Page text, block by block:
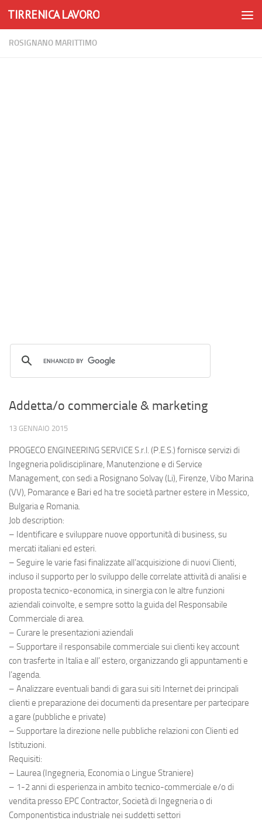
Skip to content
TIRRENICA LAVORO
ROSIGNANO MARITTIMO
Addetta/o commerciale & marketing
13 GENNAIO 2015
PROGECO ENGINEERING SERVICE S.r.l. (P.E.S.) fornisce servizi di
Ingegneria polidisciplinare, Manutenzione e di Service
Management, con sedi a Rosignano Solvay (Li), Firenze, Vibo Marina
(VV), Pomarance e Bari ed ha tre società partner estere in Messico,
Bulgaria e Romania.
Job description:
– Identificare e sviluppare nuove opportunità di business, su
mercati italiani ed esteri.
– Seguire le varie fasi finalizzate all’acquisizione di nuovi Clienti,
incluso il supporto per lo sviluppo delle correlate attività di analisi e
proposta tecnico-economica, in sinergia con le altre funzioni
aziendali coinvolte, e sempre sotto la guida del Responsabile
Commerciale di area.
– Curare le presentazioni aziendali
– Supportare il responsabile commerciale sui clienti key account
con trasferte in Italia e all’ estero, organizzando gli appuntamenti e
l’agenda.
– Analizzare eventuali bandi di gara sui siti Internet dei principali
clienti e preparazione dei documenti da presentare per partecipare
a gare (pubbliche e private)
– Supportare la direzione nelle pubbliche relazioni con Clienti ed
Istituzioni.
Requisiti:
– Laurea (Ingegneria, Economia o Lingue Straniere)
– 1-2 anni di esperienza in ambito tecnico-commerciale e/o di
vendita presso EPC Contractor, Società di Ingegneria o di
Componentistica industriale nei suddetti settori